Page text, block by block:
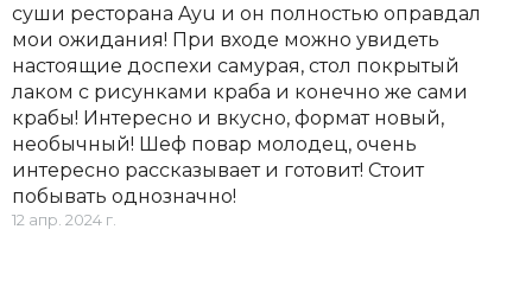
суши ресторана Ayu и он полностью оправдал
мои ожидания! При входе можно увидеть
настоящие доспехи самурая, стол покрытый
лаком с рисунками краба и конечно же сами
крабы! Интересно и вкусно, формат новый,
необычный! Шеф повар молодец, очень
интересно рассказывает и готовит! Стоит
побывать однозначно!
12 апр. 2024 г.